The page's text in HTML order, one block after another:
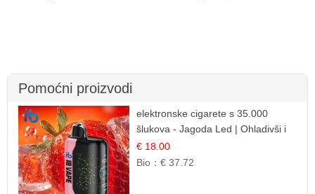
Pomoćni proizvodi
elektronske cigarete s 35.000
šlukova - Jagoda Led | Ohladivši i
Osježavajući Okus
€ 18.00
Bio：€ 37.72